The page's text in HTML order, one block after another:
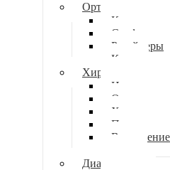
Ортодонтия
Ретейнеры
Капы
Хирургия и
Пластика
Диагностика